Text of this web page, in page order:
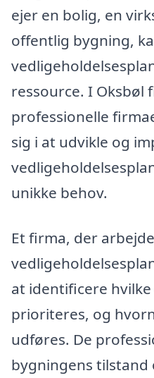
ejer en bolig, en
offentlig bygning,
ressource. I Oksbøl
professionelle
sig i at udvikle og
unikke behov.
Et firma, der
at identificere
prioriteres, og
udføres. De
bygningens tilstand